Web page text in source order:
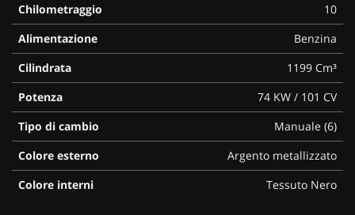
Chilometraggio
10
Alimentazione
Benzina
Cilindrata
1199 Cm³
Potenza
74 KW / 101 CV
Tipo di cambio
Manuale (6)
Colore esterno
Argento metallizzato
Colore interni
Tessuto Nero